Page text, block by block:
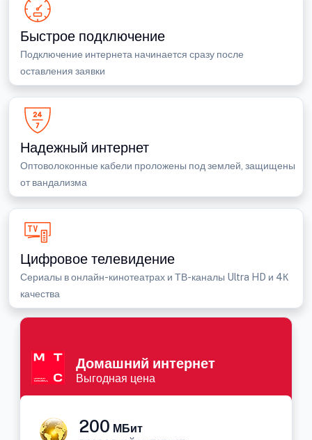
Быстрое подключение
Подключение интернета начинается сразу после
оставления заявки
Надежный интернет
Оптоволоконные кабели проложены под землей, защищены
от вандализма
Цифровое телевидение
Сериалы в онлайн-кинотеатрах и ТВ-каналы Ultra HD и 4К
качества
Домашний интернет
Выгодная цена
200 МБит